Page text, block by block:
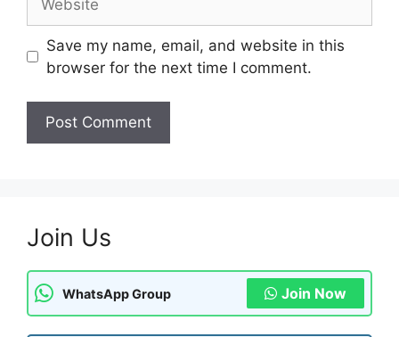
Save my name, email, and website in this
browser for the next time I comment.
Join Us
WhatsApp Group Join Now